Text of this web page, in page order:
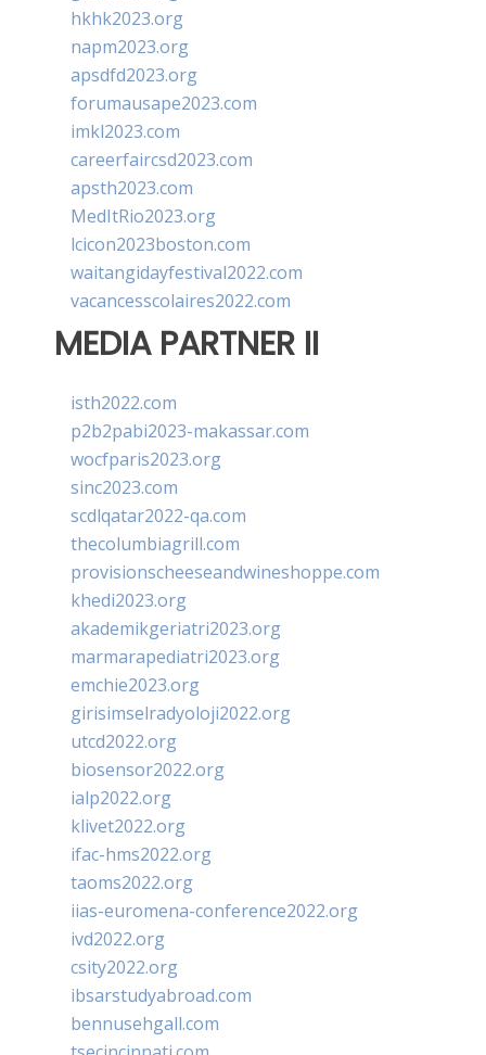
hkhk2023.org
napm2023.org
apsdfd2023.org
forumausape2023.com
imkl2023.com
careerfaircsd2023.com
apsth2023.com
MedItRio2023.org
lcicon2023boston.com
waitangidayfestival2022.com
vacancesscolaires2022.com
MEDIA PARTNER II
isth2022.com
p2b2pabi2023-makassar.com
wocfparis2023.org
sinc2023.com
scdlqatar2022-qa.com
thecolumbiagrill.com
provisionscheeseandwineshoppe.com
khedi2023.org
akademikgeriatri2023.org
marmarapediatri2023.org
emchie2023.org
girisimselradyoloji2022.org
utcd2022.org
biosensor2022.org
ialp2022.org
klivet2022.org
ifac-hms2022.org
taoms2022.org
iias-euromena-conference2022.org
ivd2022.org
csity2022.org
ibsarstudyabroad.com
bennusehgall.com